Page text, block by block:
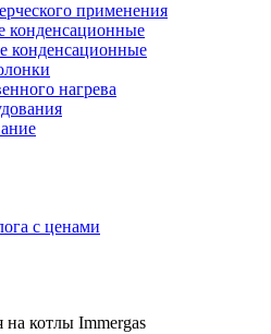
применения
конденсационные
конденсационные
нагрева
с ценами
на котлы Immergas